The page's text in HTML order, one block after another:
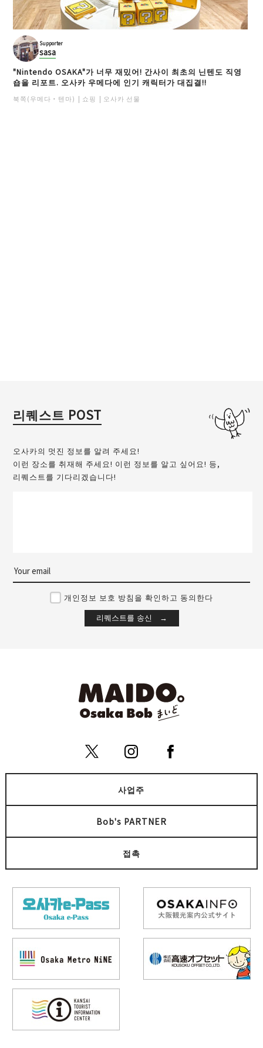
Supporter
sasa
"Nintendo OSAKA"가 너무 재밌어! 간사이 최초의 닌텐도 직영
숍을 리포트. 오사카 우메다에 인기 캐릭터가 대집결!!
북쪽(우메다・텐마) 쇼핑 오사카 선물
리퀘스트 POST
오사카의 멋진 정보를 알려 주세요!
이런 장소를 취재해 주세요! 이런 정보를 알고 싶어요! 등,
리퀘스트를 기다리겠습니다!
개인정보 보호 방침을 확인하고 동의한다
사업주
Bob's PARTNER
접촉